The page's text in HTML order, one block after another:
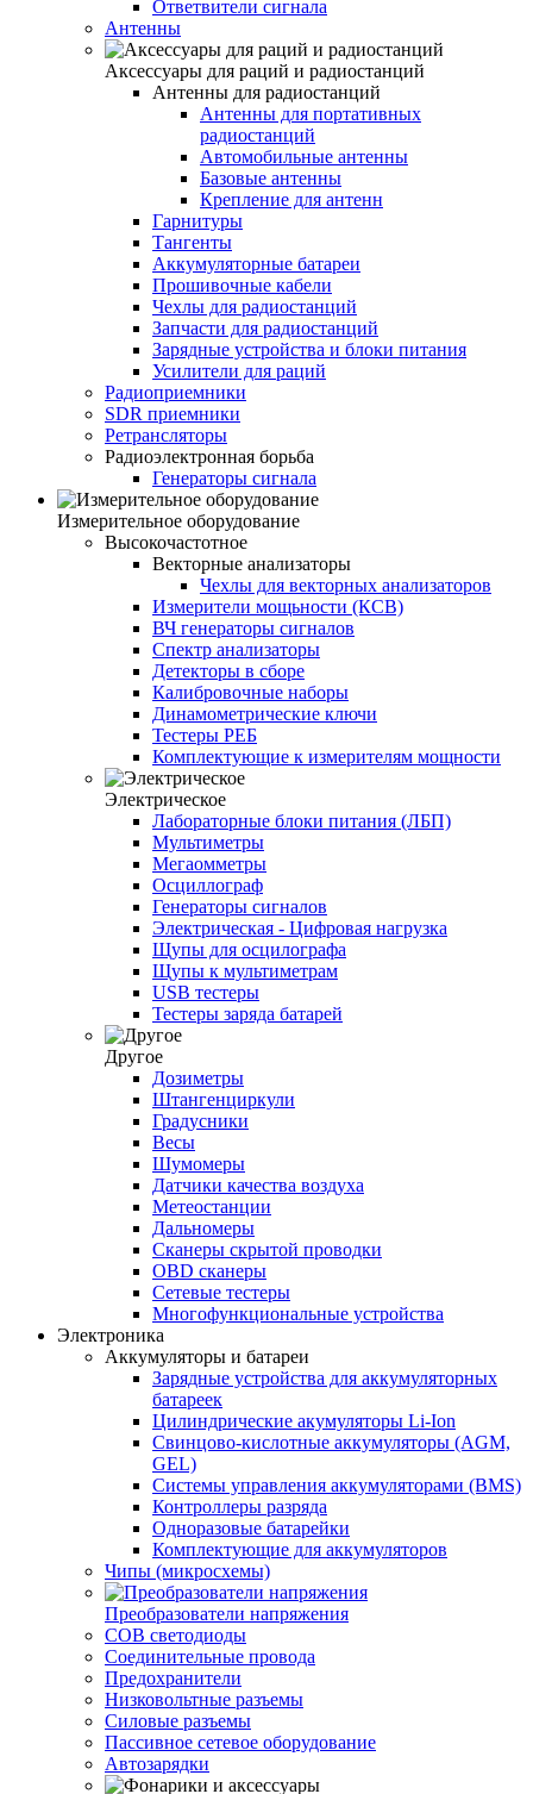
Ответвители сигнала
Антенны
Аксессуары для раций и радиостанций
Антенны для радиостанций
Антенны для портативных
радиостанций
Автомобильные антенны
Базовые антенны
Крепление для антенн
Гарнитуры
Тангенты
Аккумуляторные батареи
Прошивочные кабели
Чехлы для радиостанций
Запчасти для радиостанций
Зарядные устройства и блоки питания
Усилители для раций
Радиоприемники
SDR приемники
Ретрансляторы
Радиоэлектронная борьба
Генераторы сигнала
Измерительное оборудование
Высокочастотное
Векторные анализаторы
Чехлы для векторных анализаторов
Измерители мощьности (КСВ)
ВЧ генераторы сигналов
Спектр анализаторы
Детекторы в сборе
Калибровочные наборы
Динамометрические ключи
Тестеры РЕБ
Комплектующие к измерителям мощности
Электрическое
Лабораторные блоки питания (ЛБП)
Мультиметры
Мегаомметры
Осциллограф
Генераторы сигналов
Электрическая - Цифровая нагрузка
Щупы для осцилографа
Щупы к мультиметрам
USB тестеры
Тестеры заряда батарей
Другое
Дозиметры
Штангенциркули
Градусники
Весы
Шумомеры
Датчики качества воздуха
Метеостанции
Дальномеры
Сканеры скрытой проводки
OBD сканеры
Сетевые тестеры
Многофункциональные устройства
Электроника
Аккумуляторы и батареи
Зарядные устройства для аккумуляторных
батареек
Цилиндрические акумуляторы Li-Ion
Свинцово-кислотные аккумуляторы (AGM,
GEL)
Системы управления аккумуляторами (BMS)
Контроллеры разряда
Одноразовые батарейки
Комплектующие для аккумуляторов
Чипы (микросхемы)
Преобразователи напряжения
COB светодиоды
Соединительные провода
Предохранители
Низковольтные разъемы
Силовые разъемы
Пассивное сетевое оборудование
Автозарядки